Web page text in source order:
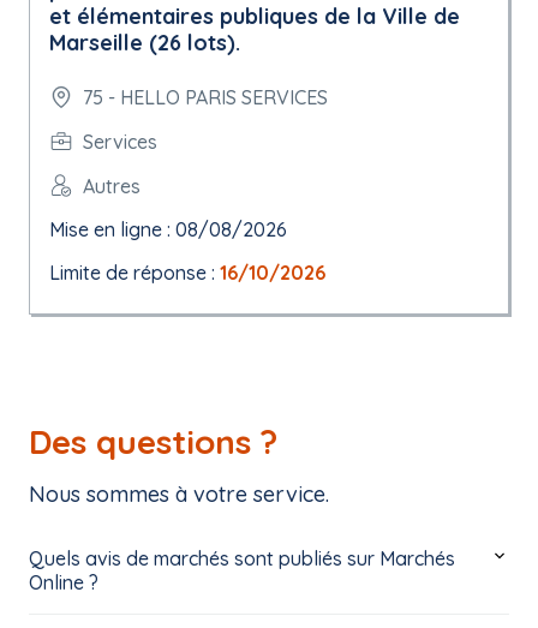
et élémentaires publiques de la Ville de
Marseille (26 lots).
75 - HELLO PARIS SERVICES
Services
Autres
Mise en ligne : 08/08/2026
Limite de réponse : 16/10/2026
Des questions ?
Nous sommes à votre service.
Quels avis de marchés sont publiés sur Marchés
Online ?